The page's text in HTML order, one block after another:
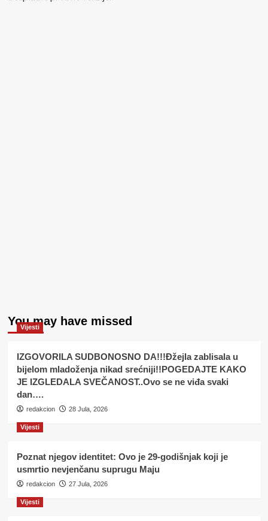
You may have missed
Vijesti
IZGOVORILA SUDBONOSNO DA!!!Đžejla zablisala u
bijelom mladoženja nikad srećniji!!POGEDAJTE KAKO
JE IZGLEDALA SVEČANOST..Ovo se ne viđa svaki
dan….
redakcion 28 Jula, 2026
Vijesti
Poznat njegov identitet: Ovo je 29-godišnjak koji je
usmrtio nevjenčanu suprugu Maju
redakcion 27 Jula, 2026
Vijesti